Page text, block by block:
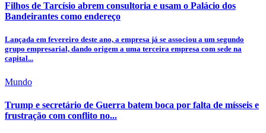
Filhos de Tarcísio abrem consultoria e usam o Palácio dos
Bandeirantes como endereço
Lançada em fevereiro deste ano, a empresa já se associou a um segundo
grupo empresarial, dando origem a uma terceira empresa com sede na
capital...
Mundo
Trump e secretário de Guerra batem boca por falta de mísseis e
frustração com conflito no...